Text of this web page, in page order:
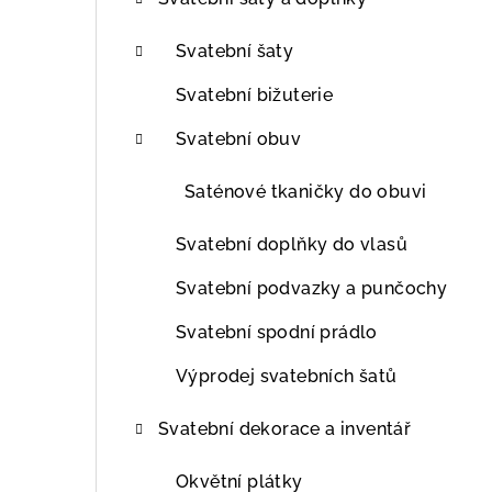
Svatební šaty
Svatební bižuterie
Svatební obuv
Saténové tkaničky do obuvi
Svatební doplňky do vlasů
Svatební podvazky a punčochy
Svatební spodní prádlo
Výprodej svatebních šatů
Svatební dekorace a inventář
Okvětní plátky